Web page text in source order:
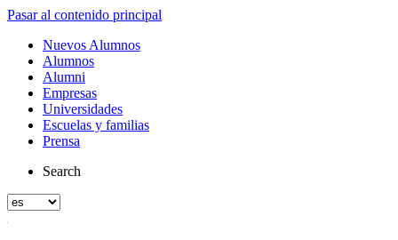
Pasar al contenido principal
Nuevos Alumnos
Alumnos
Alumni
Empresas
Universidades
Escuelas y familias
Prensa
Search